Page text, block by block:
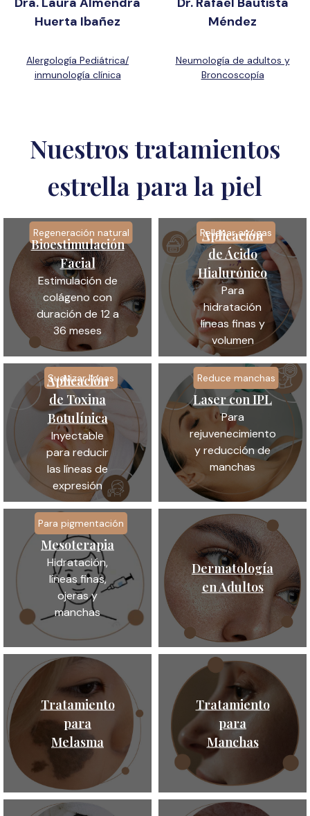
Huerta Ibañez
Alergología Pediátrica/
inmunología clínica
Méndez
Neumología de adultos y
Broncoscopía
Nuestros tratamientos
estrella para la piel
Regeneración natural
Bioestimulación
Facial
Estimulación de
colágeno con
duración de 12 a
36 meses
Rellenar arrugas
Aplicación
de Ácido
Hialurónico
Para
hidratación
líneas finas y
volumen
Suavizar líneas
Aplicación
de Toxina
Botulínica
Inyectable
para reducir
las líneas de
expresión
Reduce manchas
Laser con IPL
Para
rejuvenecimiento
y reducción de
manchas
Para pigmentación
Mesoterapia
Hidratación,
líneas finas,
ojeras y
manchas
Dermatología
en Adultos
Tratamiento
para
Melasma
Tratamiento
para
Manchas